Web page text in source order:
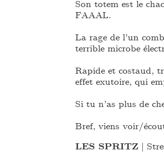
Son totem est le
FAAAL.
La rage de l’un
terrible microbe
Rapide et costaud,
effet exutoire, qui
Si tu n’as plus de
Bref, viens voir/
LES SPRITZ |